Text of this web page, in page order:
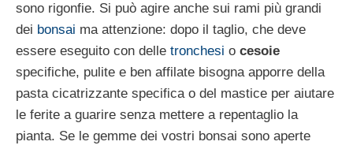
sono rigonfie. Si può agire anche sui rami più grandi
dei bonsai ma attenzione: dopo il taglio, che deve
essere eseguito con delle tronchesi o cesoie
specifiche, pulite e ben affilate bisogna apporre della
pasta cicatrizzante specifica o del mastice per aiutare
le ferite a guarire senza mettere a repentaglio la
pianta. Se le gemme dei vostri bonsai sono aperte